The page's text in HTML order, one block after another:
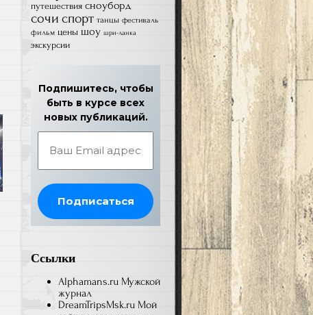
путешествия сноуборд
сочи спорт танцы фестиваль
фильм цены шоу шри-ланка
экскурсии
Подпишитесь, чтобы
быть в курсе всех
новых публикаций.
Ссылки
Alphamans.ru Мужской
журнал
DreamTripsMsk.ru Мой